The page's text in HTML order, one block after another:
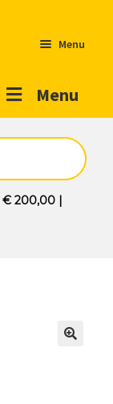
Menu
Menu
€ 200,00|